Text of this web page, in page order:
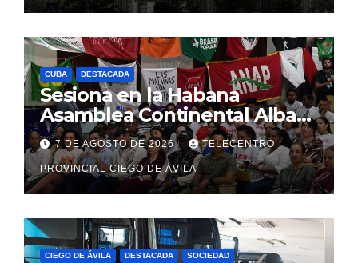
CUBA DESTACADA
Sesiona en la Habana
Asamblea Continental Alba
Movimientos
7 DE AGOSTO DE 2026 TELECENTRO
PROVINCIAL CIEGO DE ÁVILA
CIEGO DE ÁVILA DESTACADA SOCIEDAD